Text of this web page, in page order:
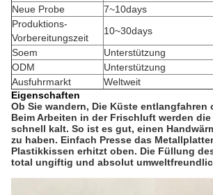
Neue Probe
7~10days
Produktions-
Vorbereitungszeit
10~30days
Soem
Unterstützung
ODM
Unterstützung
Ausfuhrmarkt
Weltweit
Eigenschaften
Ob Sie wandern, Die Küste entlangfahren
Beim Arbeiten in der Frischluft werden die
schnell kalt. So ist es gut, einen
zu haben. Einfach Presse das
Plastikkissen erhitzt oben. Die Füllung
total ungiftig und absolut